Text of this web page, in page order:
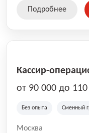
Подробнее
Кассир-
от 90 000 до
Без опыта Сменный
Москва